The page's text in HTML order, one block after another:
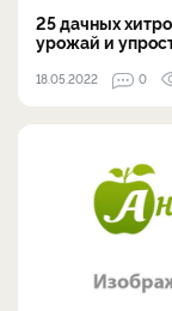
25 дачных
урожай и
18.05.2022 0